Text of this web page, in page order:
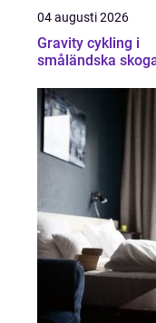
04 augusti 2026
Gravity cykling i
småländska